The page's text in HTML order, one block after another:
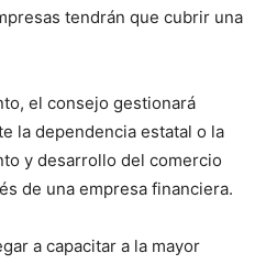
tendrán que cubrir una
el consejo gestionará
la dependencia estatal o la
y desarrollo del comercio
de una empresa financiera.
a capacitar a la mayor